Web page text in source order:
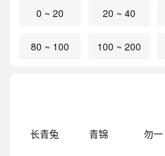
0 ~ 20 20 ~ 40
80 ~ 100 100 ~ 200
长青兔 青锦 勿一